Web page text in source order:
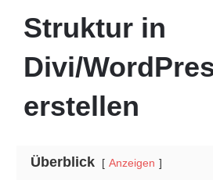
Struktur in
Divi/
erstellen
Überblick Anzeigen